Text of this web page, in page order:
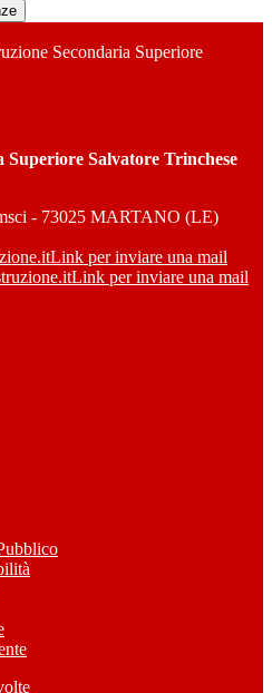
Secondaria Superiore
Salvatore Trinchese
- 73025 MARTANO (LE)
Link per inviare una mail
Link per inviare una mail